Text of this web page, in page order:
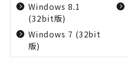
Windows 8.1
(32bit版)
Windows 7 (32bit
版)